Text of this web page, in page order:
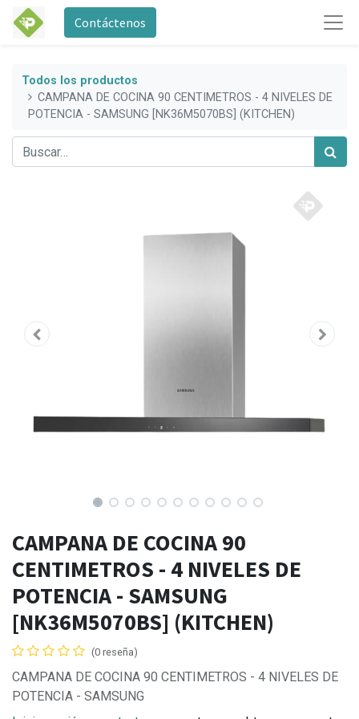
Contáctenos
Todos los productos
CAMPANA DE COCINA 90 CENTIMETROS - 4 NIVELES DE
POTENCIA - SAMSUNG [NK36M5070BS] (KITCHEN)
CAMPANA DE COCINA 90
CENTIMETROS - 4 NIVELES DE
POTENCIA - SAMSUNG
[NK36M5070BS] (KITCHEN)
(0 reseña)
CAMPANA DE COCINA 90 CENTIMETROS - 4 NIVELES DE
POTENCIA - SAMSUNG